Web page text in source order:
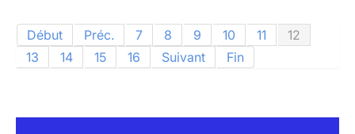
Début Préc. 7 8 9 10 11
12
13
14 15 16 Suivant Fin